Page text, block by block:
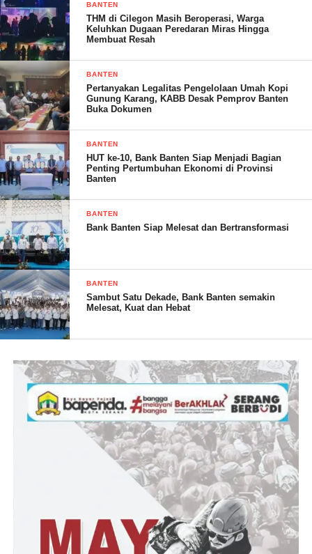
” Alhamdulillah saya resmi terpilih sebagai ketua RW 02 di
Link.kalibaru periode 2024-2029 yang mana pemilihan ini di
lakukan secara langsung dan Transparan di lingkungan RT02
RW.02 link.kalibaru”
Sastra Diharja SE, juga menyampaikan terimakasih banyak buat
masyarakat yang telah mendukung dan percaya kepada saya
untuk menjadi ketua RW di Link.kalibaru .Pungkasnya.
(Budi)
Post Views: 16
BANTEN
THM di Cilegon Masih Beroperasi, Warga
Keluhkan Dugaan Peredaran Miras Hingga
Membuat Resah
BANTEN
Pertanyakan Legalitas Pengelolaan Umah Kopi
Gunung Karang, KABB Desak Pemprov Banten
Buka Dokumen
BANTEN
HUT ke-10, Bank Banten Siap Menjadi Bagian
Penting Pertumbuhan Ekonomi di Provinsi
Banten
BANTEN
Bank Banten Siap Melesat dan Bertransformasi
BANTEN
Sambut Satu Dekade, Bank Banten semakin
Melesat, Kuat dan Hebat